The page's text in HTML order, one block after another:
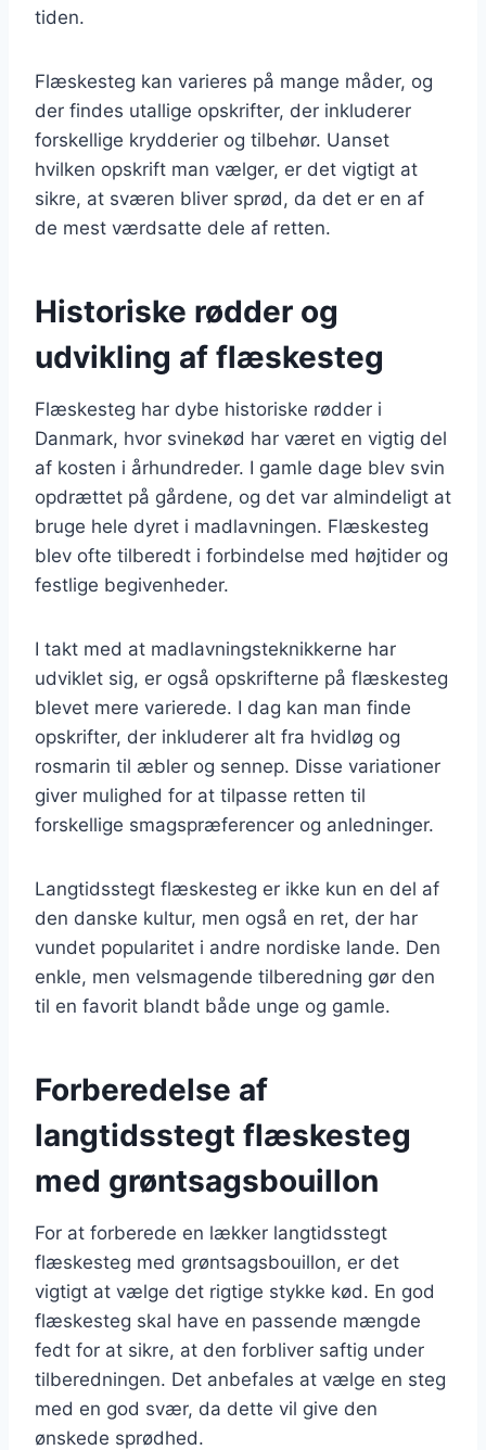
tiden.
Flæskesteg kan varieres på mange måder, og
der findes utallige opskrifter, der inkluderer
forskellige krydderier og tilbehør. Uanset
hvilken opskrift man vælger, er det vigtigt at
sikre, at sværen bliver sprød, da det er en af
de mest værdsatte dele af retten.
Historiske rødder og
udvikling af flæskesteg
Flæskesteg har dybe historiske rødder i
Danmark, hvor svinekød har været en vigtig del
af kosten i århundreder. I gamle dage blev svin
opdrættet på gårdene, og det var almindeligt at
bruge hele dyret i madlavningen. Flæskesteg
blev ofte tilberedt i forbindelse med højtider og
festlige begivenheder.
I takt med at madlavningsteknikkerne har
udviklet sig, er også opskrifterne på flæskesteg
blevet mere varierede. I dag kan man finde
opskrifter, der inkluderer alt fra hvidløg og
rosmarin til æbler og sennep. Disse variationer
giver mulighed for at tilpasse retten til
forskellige smagspræferencer og anledninger.
Langtidsstegt flæskesteg er ikke kun en del af
den danske kultur, men også en ret, der har
vundet popularitet i andre nordiske lande. Den
enkle, men velsmagende tilberedning gør den
til en favorit blandt både unge og gamle.
Forberedelse af
langtidsstegt flæskesteg
med grøntsagsbouillon
For at forberede en lækker langtidsstegt
flæskesteg med grøntsagsbouillon, er det
vigtigt at vælge det rigtige stykke kød. En god
flæskesteg skal have en passende mængde
fedt for at sikre, at den forbliver saftig under
tilberedningen. Det anbefales at vælge en steg
med en god svær, da dette vil give den
ønskede sprødhed.